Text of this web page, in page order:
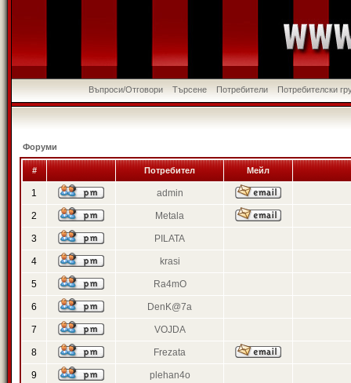
Въпроси/Отговори Търсене Потребители Потребителски
Форуми
# Потребител Мейл
1 admin
2 Metala
3 PILATA
4 krasi
5 Ra4mO
6 DenK@7a
7 VOJDA
8 Frezata
9 plehan4o